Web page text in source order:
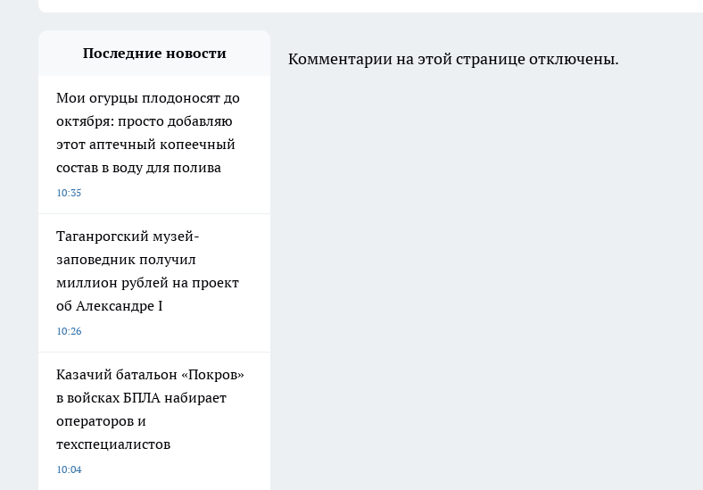
Последние новости
Мои огурцы плодоносят до
октября: просто добавляю
этот аптечный копеечный
состав в воду для полива
10:35
Таганрогский музей-
заповедник получил
миллион рублей на проект
об Александре I
10:26
Казачий батальон «Покров»
в войсках БПЛА набирает
операторов и
техспециалистов
10:04
Комментарии на этой странице отключены.